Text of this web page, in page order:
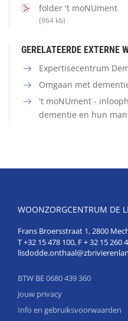
folder 't moNUment
(964 kb)
GERELATEERDE EXTERNE
Expertisecentrum
Omgaan met
't moNUment -
dementie en hun
WOONZORGCENTRUM DE
Frans Broersstraat 1, 2800
T+32 15 478 100, F + 32 15 260
BTW BE 0680 439 360
Jouw privacy
Info en gebruiksvoorwaarden